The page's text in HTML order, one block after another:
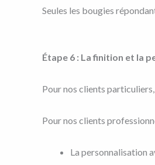
Seules les bougies
Étape 6 : La finition et la
Pour nos clients
Pour nos clients
La personnalisation